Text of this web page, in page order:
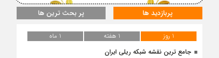
پربازدید ها پر بحث ترین ها
1 روز 1 هفته
1 ماه
جامع ترین نقشه شبکه ریلی ایران